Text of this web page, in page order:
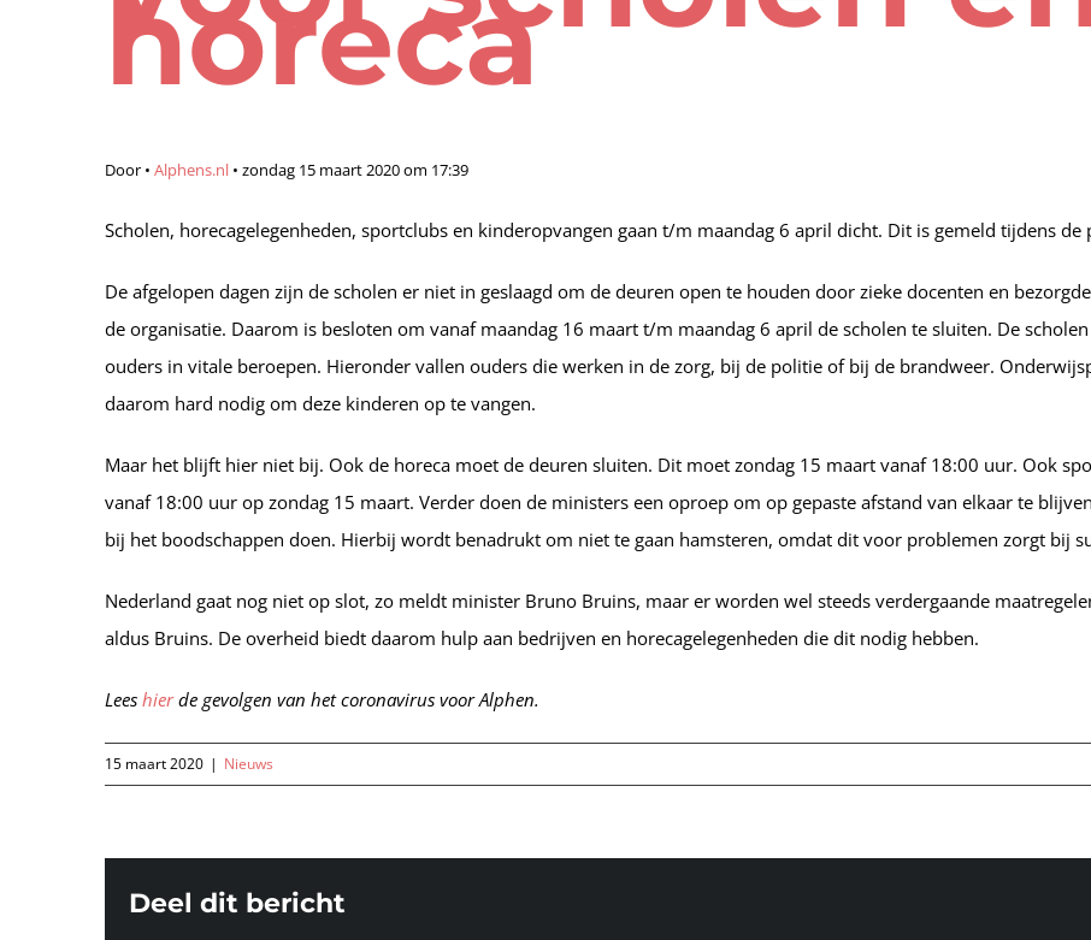
horeca
Door • Alphens.nl • zondag 15 maart 2020 om 17:39
Scholen, horecagelegenheden, sportclubs en kinderopvangen gaan t/m maandag 6 april dicht. Dit is gemeld tijdens
De afgelopen dagen zijn de scholen er niet in geslaagd om de deuren open te houden door zieke docenten en
de organisatie. Daarom is besloten om vanaf maandag 16 maart t/m maandag 6 april de scholen te sluiten. De
ouders in vitale beroepen. Hieronder vallen ouders die werken in de zorg, bij de politie of bij de brandweer.
daarom hard nodig om deze kinderen op te vangen.
Maar het blijft hier niet bij. Ook de horeca moet de deuren sluiten. Dit moet zondag 15 maart vanaf 18:00 uur. Ook
vanaf 18:00 uur op zondag 15 maart. Verder doen de ministers een oproep om op gepaste afstand van elkaar te
bij het boodschappen doen. Hierbij wordt benadrukt om niet te gaan hamsteren, omdat dit voor problemen zorgt bij
Nederland gaat nog niet op slot, zo meldt minister Bruno Bruins, maar er worden wel steeds verdergaande
aldus Bruins. De overheid biedt daarom hulp aan bedrijven en horecagelegenheden die dit nodig hebben.
Lees hierde gevolgen van het coronavirus voor Alphen.
15 maart 2020 | Nieuws
Deel dit bericht